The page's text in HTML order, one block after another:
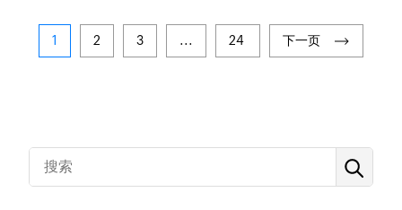
1 2 3 ... 24 下一页